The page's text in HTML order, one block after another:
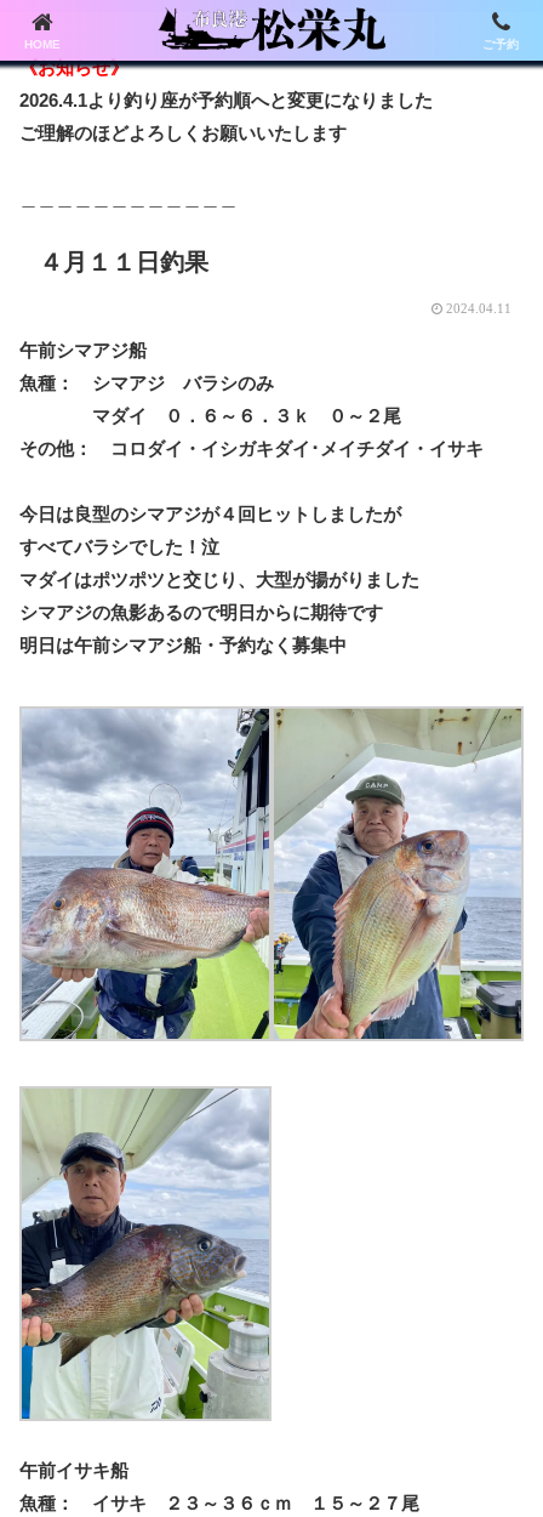
《お知らせ》
2026.4.1より釣り座が予約順へと変更になりました
ご理解のほどよろしくお願いいたします
４月１１日釣果
2024.04.11
午前シマアジ船
魚種： シマアジ バラシのみ
マダイ ０．６～６．３ｋ ０～２尾
その他： コロダイ・イシガキダイ･メイチダイ・イサキ
今日は良型のシマアジが４回ヒットしましたが
すべてバラシでした！泣
マダイはポツポツと交じり、大型が揚がりました
シマアジの魚影あるので明日からに期待です
明日は午前シマアジ船・予約なく募集中
午前イサキ船
魚種： イサキ ２３～３６ｃｍ １５～２７尾
HOME ご予約